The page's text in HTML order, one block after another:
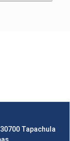
Tapachula